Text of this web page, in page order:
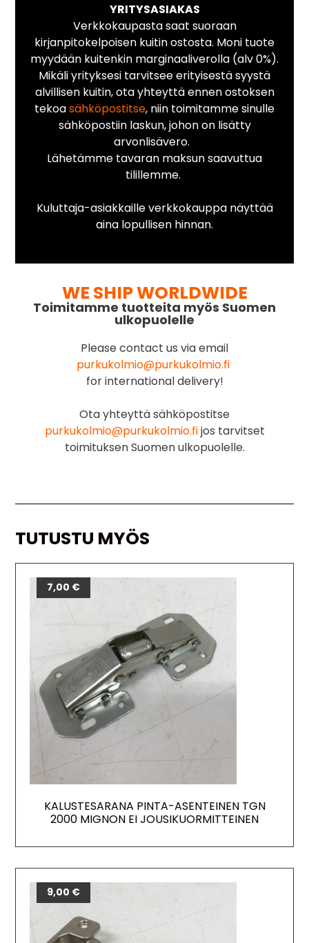
YRITYSASIAKAS
Verkkokaupasta saat suoraan
kirjanpitokelpoisen kuitin ostosta. Moni tuote
myydään kuitenkin marginaaliverolla (alv 0%).
Mikäli yrityksesi tarvitsee erityisestä syystä
alvillisen kuitin, ota yhteyttä ennen ostoksen
tekoasähköpostitse, niin toimitamme sinulle
sähköpostiin laskun, johon on lisätty
arvonlisävero.
Lähetämme tavaran maksun saavuttua
tilillemme.
Kuluttaja-asiakkaille verkkokauppa näyttää
aina lopullisen hinnan.
WE SHIP WORLDWIDE
Toimitamme tuotteita myös Suomen
ulkopuolelle
Please contact us via email
purkukolmio@purkukolmio.fi
for international delivery!
Ota yhteyttä sähköpostitse
purkukolmio@purkukolmio.fijos tarvitset
toimituksen Suomen ulkopuolelle.
TUTUSTU MYÖS
KALUSTESARANA PINTA-ASENTEINEN TGN
2000 MIGNON EI JOUSIKUORMITTEINEN
7,00 €
9,00 €